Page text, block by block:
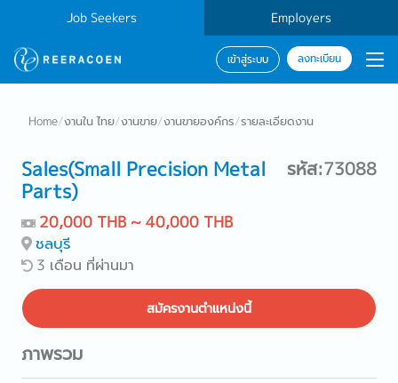
Job Seekers Employers
เข้าสู่ระบบ ลงทะเบียน
Home/งานใน ไทย/งานขาย/งานขายองค์กร/รายละเอียดงาน
Sales(Small Precision Metal
Parts)
รหัส:73088
20,000 THB ~ 40,000 THB
ชลบุรี
3 เดือน ที่ผ่านมา
สมัครงานตำแหน่งนี้
ภาพรวม